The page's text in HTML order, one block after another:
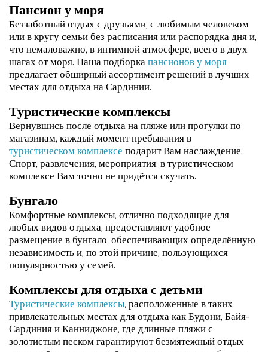
Пансион у моря
Беззаботный отдых с друзьями, с любимым человеком
или в кругу семьи без расписания или распорядка дня и,
что немаловажно, в интимной атмосфере, всего в двух
шагах от моря. Наша подборка пансионов у моря
предлагает обширный ассортимент решений в лучших
местах для отдыха на Сардинии.
Туристические комплексы
Вернувшись после отдыха на пляже или прогулки по
магазинам, каждый момент пребывания в
туристическом комплексе подарит Вам наслаждение.
Спорт, развлечения, мероприятия: в туристическом
комплексе Вам точно не придётся скучать.
Бунгало
Комфортные комплексы, отлично подходящие для
любых видов отдыха, предоставляют удобное
размещение в бунгало, обеспечивающих определённую
независимость и, по этой причине, пользующихся
популярностью у семей.
Комплексы для отдыха с детьми
Туристические комплексы, расположенные в таких
привлекательных местах для отдыха как Будони, Байя-
Сардиния и Канниджоне, где длинные пляжи с
золотистым песком гарантируют безмятежный отдых